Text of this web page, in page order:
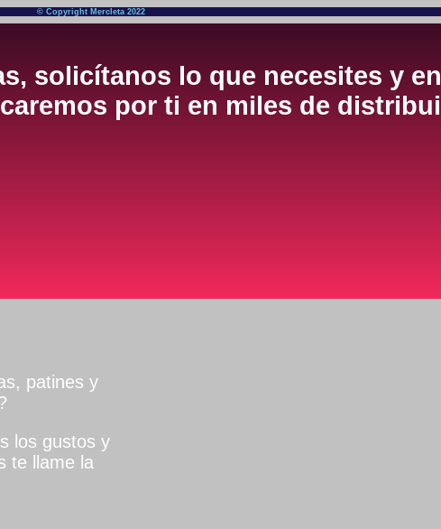
© Copyright Mercleta 2022
solicítanos lo que necesites y
por ti en miles de
patines y
los gustos y
te llame la